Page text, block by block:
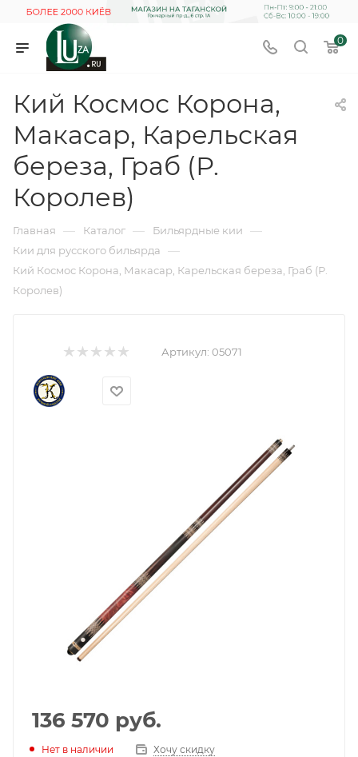
0
Кий Космос Корона,
Макасар, Карельская
береза, Граб (Р.
Королев)
Главная — Каталог — Бильярдные кии —
Кии для русского бильярда —
Кий Космос Корона, Макасар, Карельская береза, Граб (Р.
Королев)
Артикул: 05071
136 570 руб.
Нет в наличии Хочу скидку